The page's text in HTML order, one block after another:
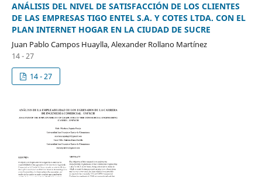
ANÁLISIS DEL NIVEL DE SATISFACCIÓN DE LOS CLIENTES
DE LAS EMPRESAS TIGO ENTEL S.A. Y COTES LTDA. CON EL
PLAN INTERNET HOGAR EN LA CIUDAD DE SUCRE
Juan Pablo Campos Huaylla, Alexander Rollano Martínez
14 - 27
14 - 27